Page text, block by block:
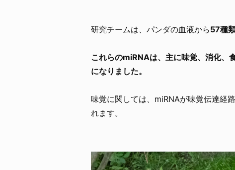
研究チームは、パンダの血液から57種
これらのmiRNAは、主に味覚、消化、
になりました。
味覚に関しては、miRNAが味覚伝達経
れます。